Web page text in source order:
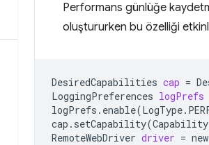
Performans günlüğe
oluştururken bu özelliği
DesiredCapabilities cap =
LoggingPreferences logPrefs
logPrefs.enable(
cap.setCapability(
RemoteWebDriver driver = new